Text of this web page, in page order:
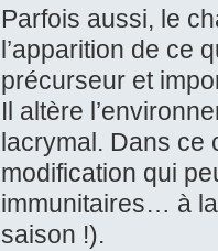
Parfois aussi, le
l’apparition de ce
précurseur et
Il altère
lacrymal. Dans
modification qui
immunitaires… à la
saison !).